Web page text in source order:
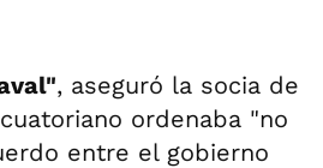
, aseguró la socia de
ordenaba "no
entre el gobierno